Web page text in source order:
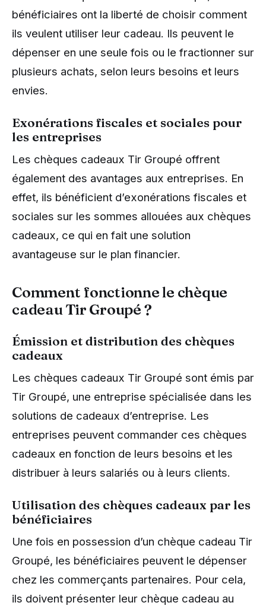
bénéficiaires ont la liberté de choisir comment
ils veulent utiliser leur cadeau. Ils peuvent le
dépenser en une seule fois ou le fractionner sur
plusieurs achats, selon leurs besoins et leurs
envies.
Exonérations fiscales et sociales pour
les entreprises
Les chèques cadeaux Tir Groupé offrent
également des avantages aux entreprises. En
effet, ils bénéficient d’exonérations fiscales et
sociales sur les sommes allouées aux chèques
cadeaux, ce qui en fait une solution
avantageuse sur le plan financier.
Comment fonctionne le chèque
cadeau Tir Groupé ?
Émission et distribution des chèques
cadeaux
Les chèques cadeaux Tir Groupé sont émis par
Tir Groupé, une entreprise spécialisée dans les
solutions de cadeaux d’entreprise. Les
entreprises peuvent commander ces chèques
cadeaux en fonction de leurs besoins et les
distribuer à leurs salariés ou à leurs clients.
Utilisation des chèques cadeaux par les
bénéficiaires
Une fois en possession d’un chèque cadeau Tir
Groupé, les bénéficiaires peuvent le dépenser
chez les commerçants partenaires. Pour cela,
ils doivent présenter leur chèque cadeau au